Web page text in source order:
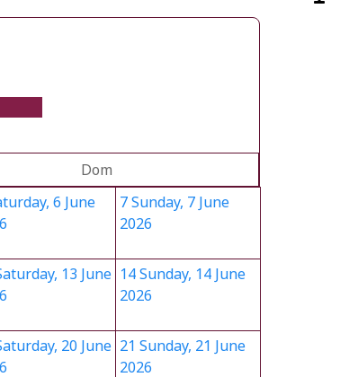
Dom
6 June
7Sunday, 7 June
2026
13 June 14Sunday, 14 June
2026
20 June 21 Sunday, 21 June
2026